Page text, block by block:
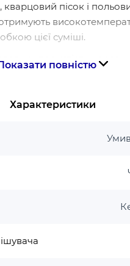
кварцовий пісок і
цієї суміші.
пористість, через
властивості.
повністю
Характеристики